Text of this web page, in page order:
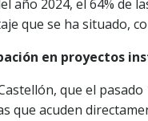
año 2024, el 64% de
que se ha situado,
en proyectos
que el
que acuden